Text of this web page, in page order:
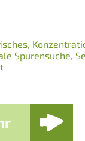
Spurensuche